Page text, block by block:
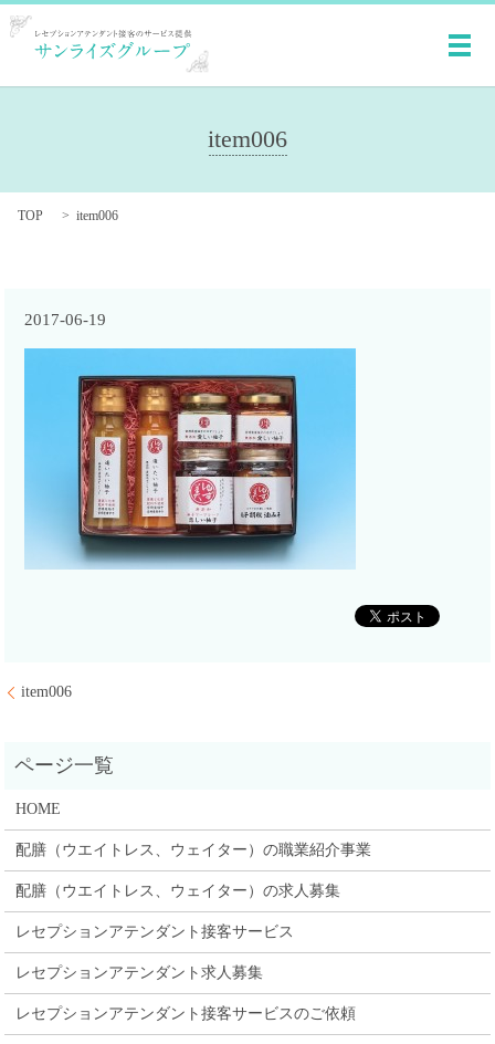
メ
item006
TOP item006
2017-06-19
item006
HOME
配膳（ウエイトレス、ウェイター）の職業紹介事業
配膳（ウエイトレス、ウェイター）の求人募集
レセプションアテンダント接客サービス
レセプションアテンダント求人募集
レセプションアテンダント接客サービスのご依頼